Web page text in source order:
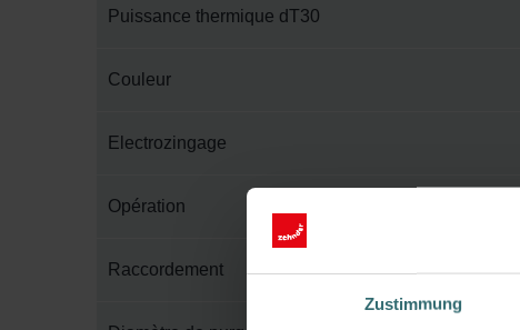
Zustimmung
Puissance thermique dT30
Couleur
Electrozingage
Opération
Raccordement